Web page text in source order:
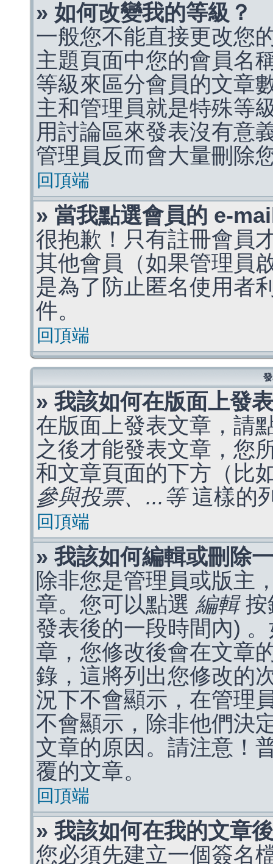
» 如何改變我的等級？
一般您不能直接更改您
主題頁面中您的會員名
等級來區分會員的文章
主和管理員就是特殊等
用討論區來發表沒有意
管理員反而會大量刪除
回頂端
» 當我點選會員的 e-
很抱歉！只有註冊會員
其他會員（如果管理員
是為了防止匿名使用者
件。
回頂端
» 我該如何在版面上發
在版面上發表文章，請
之後才能發表文章，您
和文章頁面的下方（比
參與投票、...等這樣的
回頂端
» 我該如何編輯或刪除
除非您是管理員或版主
章。您可以點選 編輯按
發表後的一段時間內)
章，您修改後會在文章
錄，這將列出您修改的
況下不會顯示，在管理
不會顯示，除非他們決
文章的原因。請注意！
覆的文章。
回頂端
» 我該如何在我的文章
您必須先建立一個簽名